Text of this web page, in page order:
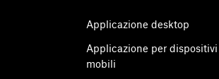
Applicazione desktop
Applicazione per dispositivi
mobili